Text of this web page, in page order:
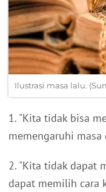
Ilustrasi masa lalu.
1. "Kita tidak bisa
memengaruhi masa
2. "Kita tidak dapat
dapat memilih cara